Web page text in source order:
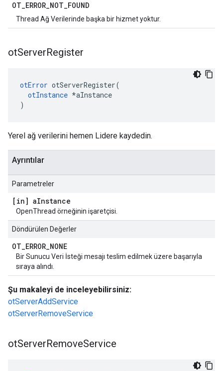
OT_ERROR_NOT_FOUND
Thread Ağ Verilerinde başka bir hizmet yoktur.
otServerRegister
otError otServerRegister(
otInstance *aInstance
)
Yerel ağ verilerini hemen Lidere kaydedin.
Ayrıntılar
Parametreler
[in] aInstance
OpenThread örneğinin işaretçisi.
Döndürülen Değerler
OT_ERROR_NONE
Bir Sunucu Veri İsteği mesajı teslim edilmek üzere başarıyla
sıraya alındı.
Şu makaleyi de inceleyebilirsiniz:
otServerAddService
otServerRemoveService
otServerRemoveService